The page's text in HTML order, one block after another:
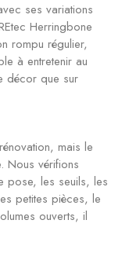
ses variations
Herringbone
rompu régulier,
à entretenir au
décor que sur
mais le
Nous vérifions
pose, les seuils, les
petites pièces, le
ouverts, il